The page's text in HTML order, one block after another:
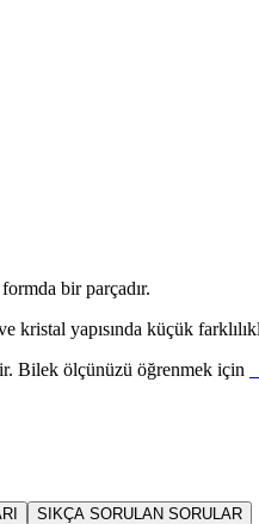
bir parçadır.
kristal yapısında küçük
Bilek ölçünüzü öğrenmek için
SIKÇA SORULAN SORULAR